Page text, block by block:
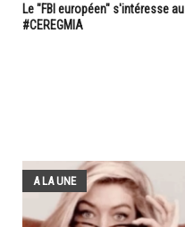
Le "FBI européen" s'intéresse au
#CEREGMIA
A LA UNE